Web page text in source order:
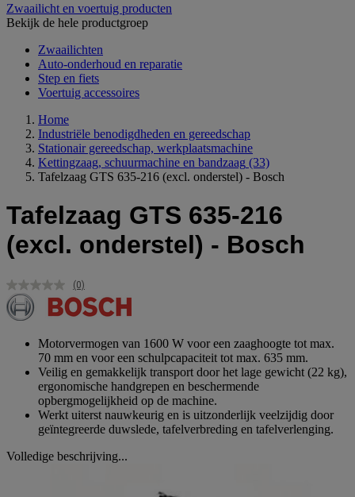
Zwaailicht en voertuig producten
Bekijk de hele productgroep
Zwaailichten
Auto-onderhoud en reparatie
Step en fiets
Voertuig accessoires
Home
Industriële benodigdheden en gereedschap
Stationair gereedschap, werkplaatsmachine
Kettingzaag, schuurmachine en bandzaag (33)
Tafelzaag GTS 635-216 (excl. onderstel) - Bosch
Tafelzaag GTS 635-216
(excl. onderstel) - Bosch
Geen
scorewaarde.
Dezelfde
(0)
Motorvermogen van 1600 W voor een zaaghoogte tot max.
70 mm en voor een schulpcapaciteit tot max. 635 mm.
Veilig en gemakkelijk transport door het lage gewicht (22 kg),
ergonomische handgrepen en beschermende
opbergmogelijkheid op de machine.
Werkt uiterst nauwkeurig en is uitzonderlijk veelzijdig door
geïntegreerde duwslede, tafelverbreding en tafelverlenging.
Volledige beschrijving...